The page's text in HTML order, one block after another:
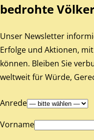
bedrohte
Unser Newsletter
Erfolge und Aktionen,
können. Bleiben Sie
weltweit für Würde,
Anrede
Vorname